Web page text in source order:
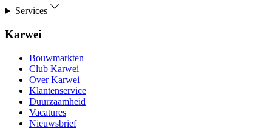
Services
Karwei
Bouwmarkten
Club Karwei
Over Karwei
Klantenservice
Duurzaamheid
Vacatures
Nieuwsbrief